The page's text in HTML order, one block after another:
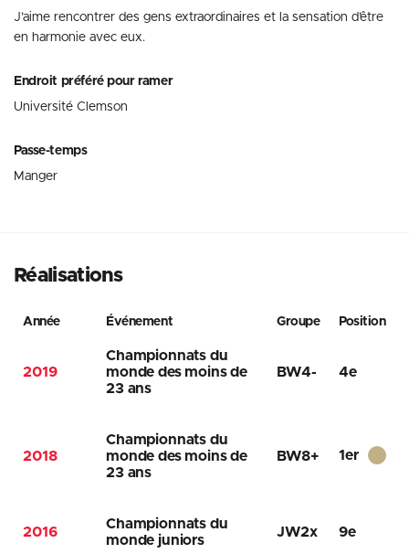
J’aime rencontrer des gens extraordinaires et la sensation d’être
en harmonie avec eux.
Endroit préféré pour ramer
Université Clemson
Passe-temps
Manger
Réalisations
Année Événement Groupe Position
2019
Championnats du
monde des moins de
23 ans
BW4- 4e
2018
Championnats du
monde des moins de
23 ans
BW8+ 1er
2016
Championnats du
monde juniors
JW2x 9e